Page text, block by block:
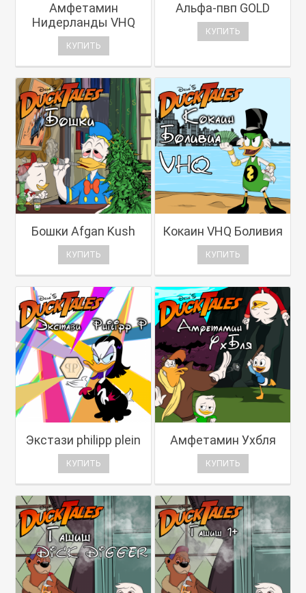
Амфетамин
Нидерланды VHQ
КУПИТЬ
Альфа-пвп GOLD
КУПИТЬ
Бошки Afgan Kush
КУПИТЬ
Кокаин VHQ Боливия
КУПИТЬ
Экстази philipp plein
КУПИТЬ
Амфетамин Ухбля
КУПИТЬ